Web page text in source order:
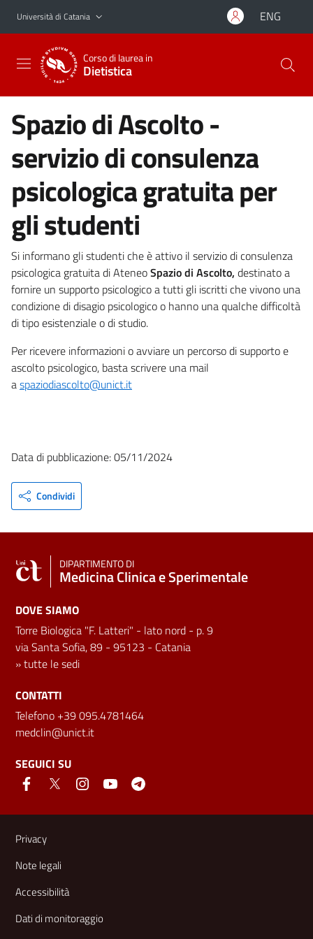
Vai al contenuto principale
Vai al menu di navigazione
Università di Catania ENG
Corso di laurea in
Dietistica
Spazio di Ascolto -
servizio di consulenza
psicologica gratuita per
gli studenti
Si informano gli studenti che è attivo il servizio di consulenza
psicologica gratuita di AteneoSpazio di Ascolto, destinato a
fornire un supporto psicologico a tutti gli iscritti che vivono una
condizione di disagio psicologico o hanno una qualche difficoltà
di tipo esistenziale o di studio.
Per ricevere informazioni o avviare un percorso di supporto e
ascolto psicologico, basta scrivere una mail
aspaziodiascolto@unict.it
Data di pubblicazione: 05/11/2024
Condividi
DIPARTIMENTO DI
Medicina Clinica e Sperimentale
DOVE SIAMO
Torre Biologica "F. Latteri" - lato nord - p. 9
via Santa Sofia, 89 - 95123 - Catania
»tutte le sedi
CONTATTI
Telefono +39 095.4781464
medclin@unict.it
SEGUICI SU
Link e informazioni utili
Privacy
Note legali
Accessibilità
Dati di monitoraggio